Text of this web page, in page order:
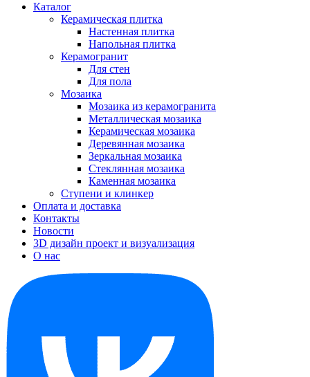
Каталог
Керамическая плитка
Настенная плитка
Напольная плитка
Керамогранит
Для стен
Для пола
Мозаика
Мозаика из керамогранита
Металлическая мозаика
Керамическая мозаика
Деревянная мозаика
Зеркальная мозаика
Стеклянная мозаика
Каменная мозаика
Ступени и клинкер
Оплата и доставка
Контакты
Новости
3D дизайн проект и визуализация
О нас